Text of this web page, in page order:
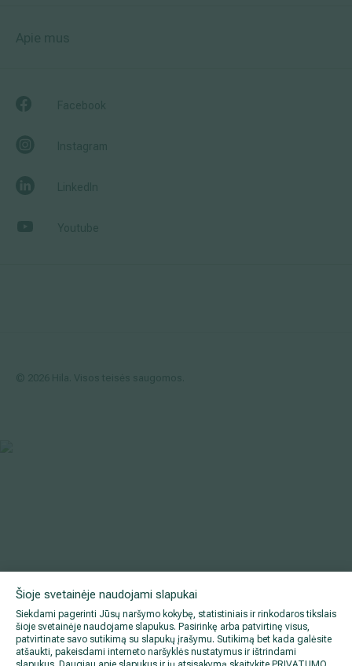
Šioje svetainėje naudojami slapukai
Siekdami pagerinti Jūsų naršymo kokybę, statistiniais ir rinkodaros tikslais
šioje svetainėje naudojame slapukus. Pasirinkę arba patvirtinę visus,
patvirtinate savo sutikimą su slapukų įrašymu. Sutikimą bet kada galėsite
atšaukti, pakeisdami interneto naršyklės nustatymus ir ištrindami
Apie mus
Facebook
Instagram
LinkedIn
Youtube
© 2026 Hila. Visos teisės saugomos.